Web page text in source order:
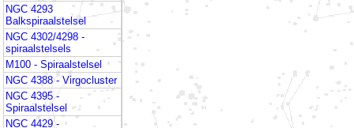
NGC 4293
Balkspiraalstelsel
NGC 4302/4298 -
spiraalstelsels
M100 - Spiraalstelsel
NGC 4388 - Virgocluster
NGC 4395 -
Spiraalstelsel
NGC 4429 -